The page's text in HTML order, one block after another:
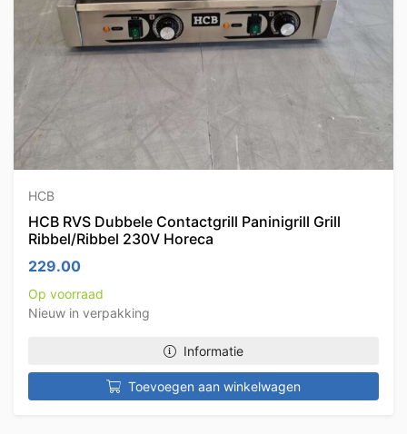
HCB
HCB RVS Dubbele Contactgrill Paninigrill Grill
Ribbel/Ribbel 230V Horeca
229.00
Op voorraad
Nieuw in verpakking
Informatie
Toevoegen aan winkelwagen